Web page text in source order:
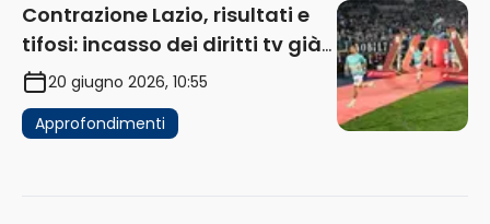
Contrazione Lazio, risultati e
tifosi: incasso dei diritti tv già
in flessione
20 giugno 2026, 10:55
Approfondimenti